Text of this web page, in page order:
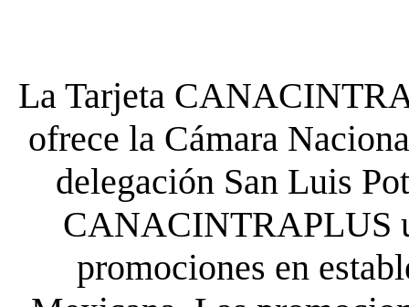
La Tarjeta
ofrece la Cámara
delegación San Luis
CANACINTRAPLUS
promociones en